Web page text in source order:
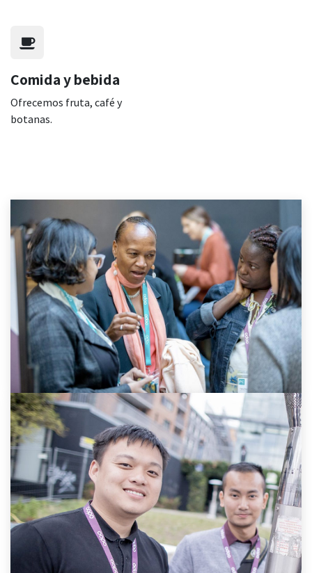
Comida y bebida
Ofrecemos fruta, café y
botanas.